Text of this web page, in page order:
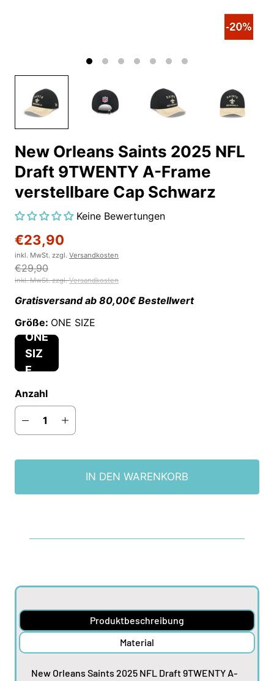
New Orleans Saints 2025 NFL
Draft 9TWENTY A-Frame
verstellbare Cap Schwarz
Keine Bewertungen
€23,90
inkl. MwSt. zzgl. Versandkosten
€29,90
inkl. MwSt. zzgl.Versandkosten
Gratisversand ab 80,00€ Bestellwert
Größe: ONE SIZE
ONE
SIZ
E
Anzahl
IN DEN WARENKORB
Produktbeschreibung
Material
New Orleans Saints 2025 NFL Draft 9TWENTY A-